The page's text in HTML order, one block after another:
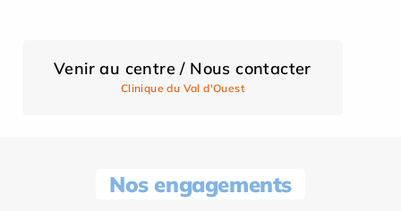
Venir au centre / Nous contacter
Clinique du Val d'Ouest
Nos engagements